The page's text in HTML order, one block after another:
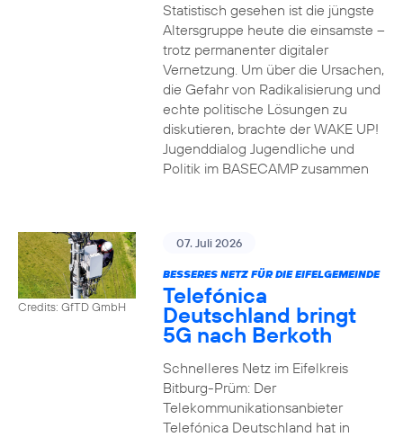
Statistisch gesehen ist die jüngste
Altersgruppe heute die einsamste –
trotz permanenter digitaler
Vernetzung. Um über die Ursachen,
die Gefahr von Radikalisierung und
echte politische Lösungen zu
diskutieren, brachte der WAKE UP!
Jugenddialog Jugendliche und
Politik im BASECAMP zusammen
Credits: GfTD GmbH
07. Juli 2026
BESSERES NETZ FÜR DIE EIFELGEMEINDE
Telefónica
Deutschland bringt
5G nach Berkoth
Schnelleres Netz im Eifelkreis
Bitburg-Prüm: Der
Telekommunikationsanbieter
Telefónica Deutschland hat in